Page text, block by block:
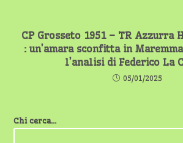
CP Grosseto 1951 – TR Azzurra
: un’amara sconfitta in
l’analisi di Federico La
05/01/2025
Chi cerca...